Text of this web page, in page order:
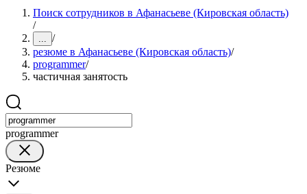
Поиск сотрудников в Афанасьеве (Кировская область)
/
... /
резюме в Афанасьеве (Кировская область)/
programmer/
частичная занятость
programmer
Резюме